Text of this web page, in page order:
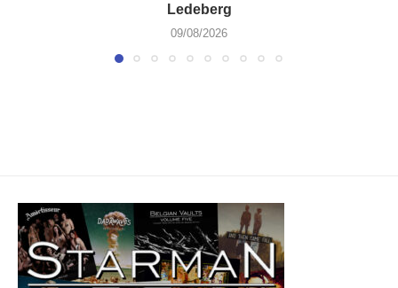
Ledeberg
09/08/2026